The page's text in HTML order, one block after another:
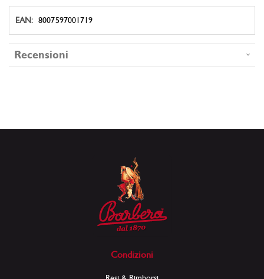
8007597001719
Recensioni
Condizioni